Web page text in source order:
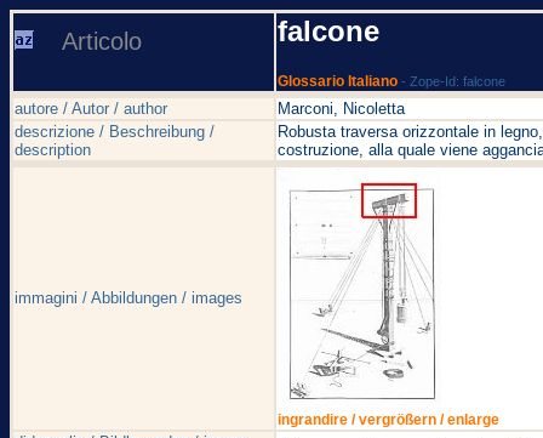
Articolo falcone
Glossario Italiano - Zope-Id: falcone
autore / Autor / author
Marconi, Nicoletta
descrizione / Beschreibung /
description
Robusta traversa orizzontale in
costruzione, alla quale viene
immagini / Abbildungen / images
ingrandire / vergrößern / enlarge